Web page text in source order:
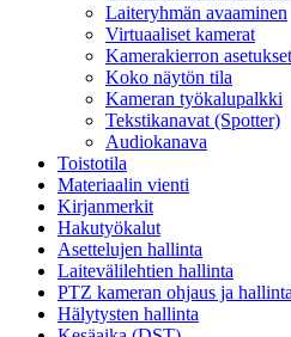
Laiteryhmän avaaminen
Virtuaaliset kamerat
Kamerakierron asetukset
Koko näytön tila
Kameran työkalupalkki
Tekstikanavat (Spotter)
Audiokanava
Toistotila
Materiaalin vienti
Kirjanmerkit
Hakutyökalut
Asettelujen hallinta
Laitevälilehtien hallinta
PTZ kameran ohjaus ja hallinta
Hälytysten hallinta